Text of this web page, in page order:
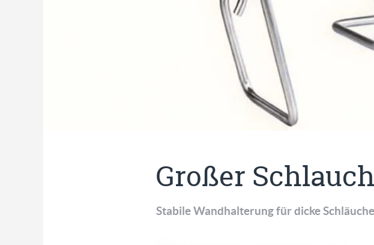
Großer
Stabile Wandhalterung für dicke